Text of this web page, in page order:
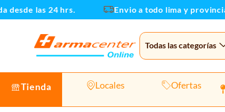
Ir
al
las 24 hrs. Envio a todo lima y provincias
Todas las categorías
Tienda Locales Ofertas